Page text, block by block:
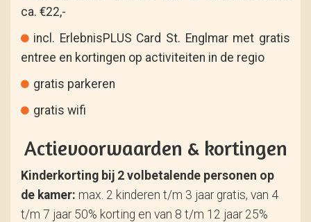
ca. €22,-
incl. ErlebnisPLUS Card St. Englmar met gratis
entree en kortingen op activiteiten in de regio
gratis parkeren
gratis wifi
Actievoorwaarden & kortingen
Kinderkorting bij 2 volbetalende personen op
de kamer: max. 2 kinderen t/m 3 jaar gratis, van 4
t/m 7 jaar 50% korting en van 8 t/m 12 jaar 25%